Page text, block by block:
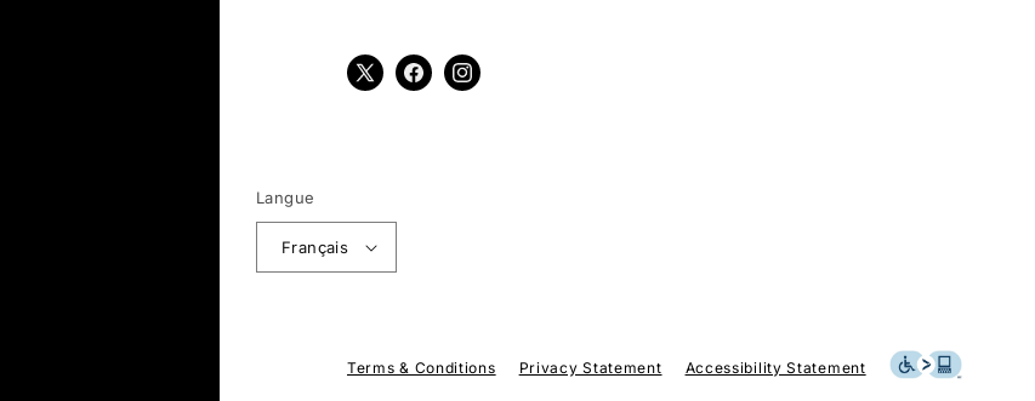
X
FacebookInstagram
Langue
Français
Terms & Conditions Privacy Statement Accessibility Statement